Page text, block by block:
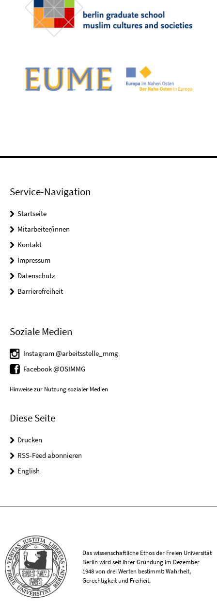
Service-Navigation
Startseite
Mitarbeiter/innen
Kontakt
Impressum
Datenschutz
Barrierefreiheit
Soziale Medien
Instagram @arbeitsstelle_mmg
Facebook @OSIMMG
Hinweise zur Nutzung sozialer Medien
Diese Seite
Drucken
RSS-Feed abonnieren
English
Das wissenschaftliche Ethos der Freien Universität
Berlin wird seit ihrer Gründung im Dezember
1948 von drei Werten bestimmt: Wahrheit,
Gerechtigkeit und Freiheit.